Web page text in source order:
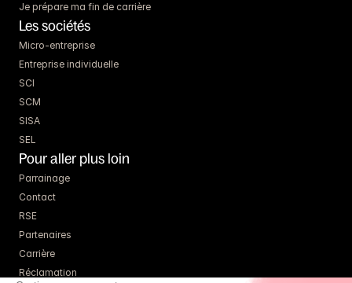
Je prépare ma fin de carrière
Les sociétés
Micro-entreprise
Entreprise individuelle
SCI
SCM
SISA
SEL
Pour aller plus loin
Parrainage
Contact
RSE
Partenaires
Carrière
Réclamation